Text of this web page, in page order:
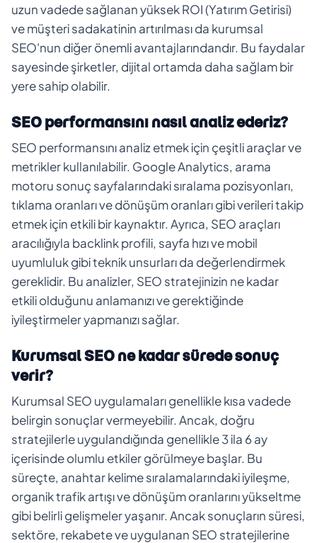
uzun vadede sağlanan yüksek ROI (Yatırım Getirisi)
ve müşteri sadakatinin artırılması da kurumsal
SEO'nun diğer önemli avantajlarındandır. Bu faydalar
sayesinde şirketler, dijital ortamda daha sağlam bir
yere sahip olabilir.
SEO performansını nasıl analiz ederiz?
SEO performansını analiz etmek için çeşitli araçlar ve
metrikler kullanılabilir. Google Analytics, arama
motoru sonuç sayfalarındaki sıralama pozisyonları,
tıklama oranları ve dönüşüm oranları gibi verileri takip
etmek için etkili bir kaynaktır. Ayrıca, SEO araçları
aracılığıyla backlink profili, sayfa hızı ve mobil
uyumluluk gibi teknik unsurları da değerlendirmek
gereklidir. Bu analizler, SEO stratejinizin ne kadar
etkili olduğunu anlamanızı ve gerektiğinde
iyileştirmeler yapmanızı sağlar.
Kurumsal SEO ne kadar sürede sonuç
verir?
Kurumsal SEO uygulamaları genellikle kısa vadede
belirgin sonuçlar vermeyebilir. Ancak, doğru
stratejilerle uygulandığında genellikle 3 ila 6 ay
içerisinde olumlu etkiler görülmeye başlar. Bu
süreçte, anahtar kelime sıralamalarındaki iyileşme,
organik trafik artışı ve dönüşüm oranlarını yükseltme
gibi belirli gelişmeler yaşanır. Ancak sonuçların süresi,
sektöre, rekabete ve uygulanan SEO stratejilerine